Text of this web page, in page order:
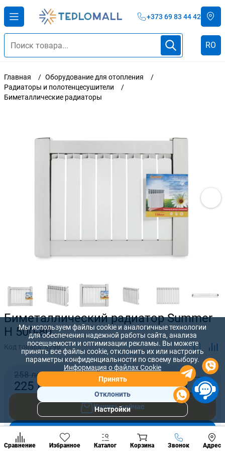
+373 69 83 44 42
RO
Главная
Оборудование для отопления
Радиаторы и полотенцесушители
Биметаллические радиаторы
Биметаллический радиатор Summer
H 500-80
Код товара:4296
258 лей
225 лей - +
Купить сейчас
Добавить в корзину
Сравнение Избранное Каталог Корзина Звонок Адрес
Позвонить
разделы
Мы используем файлы cookie и аналогичные технологии
для обеспечения надежной работы сайта, анализа
посещаемости и оптимизации рекламы. Вы можете
принять все файлы cookie, отклонить их или настроить
параметры конфиденциальности по своему выбору.
Информация о файлах Cookie
Принять
Отклонить
Настройки